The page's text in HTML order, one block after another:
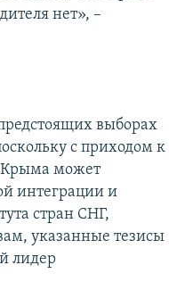
нет», –
выборах
с приходом к
Крыма может
интеграции и
стран СНГ,
указанные тезисы
лидер